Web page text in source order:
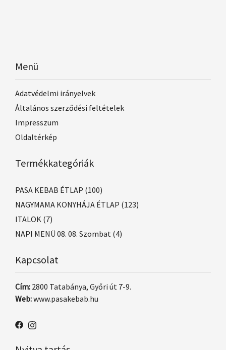
Menü
Adatvédelmi irányelvek
Általános szerződési feltételek
Impresszum
Oldaltérkép
Termékkategóriák
PASA KEBAB ÉTLAP (100)
NAGYMAMA KONYHÁJA ÉTLAP (123)
ITALOK (7)
NAPI MENÜ 08. 08. Szombat (4)
Kapcsolat
Cím: 2800 Tatabánya, Győri út 7-9.
Web:www.pasakebab.hu